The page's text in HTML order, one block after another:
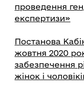
проведення
експертизи»
Постанова
жовтня 2020
забезпечення
жінок і